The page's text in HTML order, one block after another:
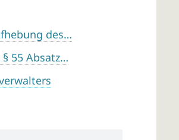
des…
55 Absatz…